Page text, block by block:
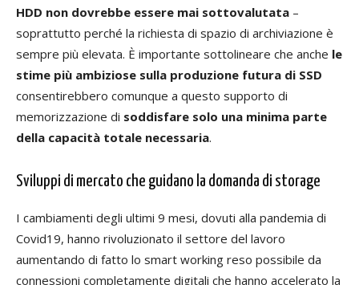
HDD non dovrebbe essere mai sottovalutata –
soprattutto perché la richiesta di spazio di archiviazione è
sempre più elevata. È importante sottolineare che anche le
stime più ambiziose sulla produzione futura di SSD
consentirebbero comunque a questo supporto di
memorizzazione di soddisfare solo una minima parte
della capacità totale necessaria.
Sviluppi di mercato che guidano la domanda di storage
I cambiamenti degli ultimi 9 mesi, dovuti alla pandemia di
Covid19, hanno rivoluzionato il settore del lavoro
aumentando di fatto lo smart working reso possibile da
connessioni completamente digitali che hanno accelerato la